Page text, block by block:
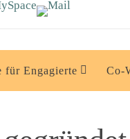
für Engagierte Co-